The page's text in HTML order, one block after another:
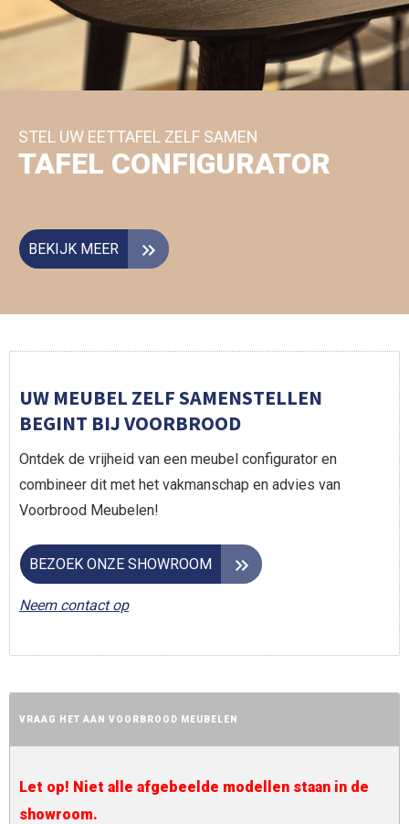
STEL UW EETTAFEL ZELF SAMEN
TAFEL CONFIGURATOR
BEKIJK MEER
UW MEUBEL ZELF SAMENSTELLEN
BEGINT BIJ VOORBROOD
Ontdek de vrijheid van een meubel configurator en
combineer dit met het vakmanschap en advies van
Voorbrood Meubelen!
BEZOEK ONZE SHOWROOM
Neem contact op
VRAAG HET AAN VOORBROOD MEUBELEN
Let op! Niet alle afgebeelde modellen staan in de
showroom.